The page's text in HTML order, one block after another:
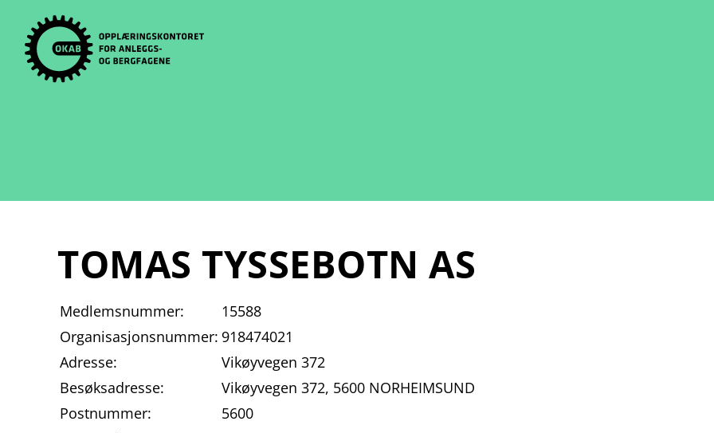
content
TOMAS TYSSEBOTN AS
Medlemsnummer:
15588
Organisasjonsnummer: 918474021
Adresse:
Vikøyvegen 372
Besøksadresse:
Vikøyvegen 372, 5600 NORHEIMSUND
Postnummer:
5600